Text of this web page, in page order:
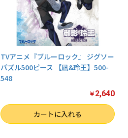
TVアニメ『ブルーロック』 ジグソー
パズル500ピース 【凪&玲王】500-
548
￥ 2,640
数量 カートに入れる